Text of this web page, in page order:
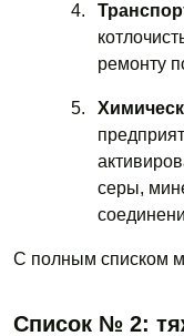
ремонту
серы,
С полным списком
Список № 2: